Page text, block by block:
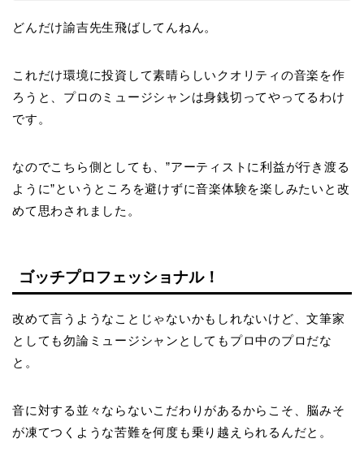
どんだけ諭吉先生飛ばしてんねん。
これだけ環境に投資して素晴らしいクオリティの音楽を作
ろうと、プロのミュージシャンは身銭切ってやってるわけ
です。
なのでこちら側としても、”アーティストに利益が行き渡る
ように”というところを避けずに音楽体験を楽しみたいと改
めて思わされました。
ゴッチプロフェッショナル！
改めて言うようなことじゃないかもしれないけど、文筆家
としても勿論ミュージシャンとしてもプロ中のプロだな
と。
音に対する並々ならないこだわりがあるからこそ、脳みそ
が凍てつくような苦難を何度も乗り越えられるんだと。